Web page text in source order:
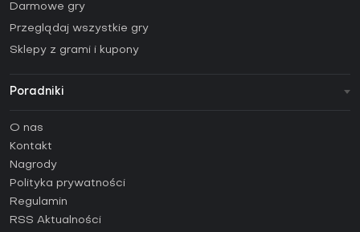
Darmowe gry
Przeglądaj wszystkie gry
Sklepy z grami i kupony
Poradniki
Poradniki
Jak aktywować klucz Steam (CD Key)?
Jak aktywować klucz Epic Games (CD Key)?
Jak aktywować klucz GOG (CD Key)?
Jak aktywować klucz Ubisoft Connect (CD Key)?
O nas
Kontakt
Nagrody
Polityka prywatności
Regulamin
RSS Aktualności